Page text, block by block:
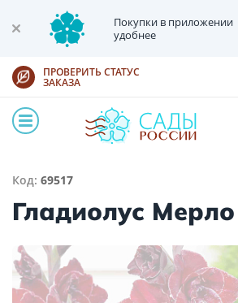
Покупки в приложении
удобнее
ПРОВЕРИТЬ СТАТУС
ЗАКАЗА
Код: 69517
Гладиолус